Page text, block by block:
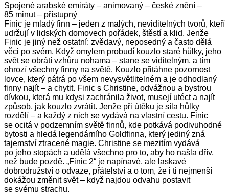
Spojené arabské emiráty – animovaný – české znění –
85 minut – přístupný
Finic je mladý finn – jeden z malých, neviditelných tvorů, kteří
udržují v lidských domovech pořádek, štěstí a klid. Jenže
Finic je jiný než ostatní: zvědavý, neposedný a často dělá
věci po svém. Když omylem probudí kouzlo staré hůlky, jeho
svět se obrátí vzhůru nohama – stane se viditelným, a tím
ohrozí všechny finny na světě. Kouzlo přitáhne pozornost
lovce, který pátrá po všem nevysvětlitelném a je odhodlaný
finny najít – a chytit. Finic s Christine, odvážnou a bystrou
dívkou, která mu kdysi zachránila život, musejí utéct a najít
způsob, jak kouzlo zvrátit. Jenže při útěku je síla hůlky
rozdělí – a každý z nich se vydává na vlastní cestu. Finic
se ocitá v podzemním světě finnů, kde potkává podivuhodné
bytosti a hledá legendárního Goldfinna, který jediný zná
tajemství ztracené magie. Christine se mezitím vydává
po jeho stopách a udělá všechno pro to, aby ho našla dřív,
než bude pozdě. „Finic 2“ je napínavé, ale laskavé
dobrodružství o odvaze, přátelství a o tom, že i ti nejmenší
dokážou změnit svět – když najdou odvahu postavit
se svému strachu.